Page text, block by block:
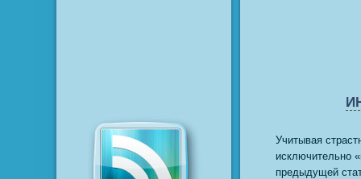
Учитывая
исключительно
предыдущей